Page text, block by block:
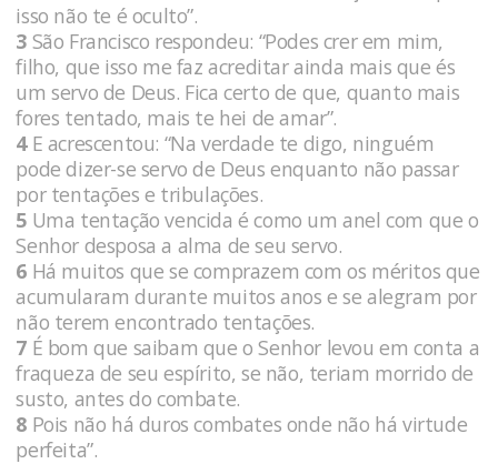
isso não te é oculto”.
3 São Francisco respondeu: “Podes crer em mim,
filho, que isso me faz acreditar ainda mais que és
um servo de Deus. Fica certo de que, quanto mais
fores tentado, mais te hei de amar”.
4E acrescentou: “Na verdade te digo, ninguém
pode dizer-se servo de Deus enquanto não passar
por tentações e tribulações.
5 Uma tentação vencida é como um anel com que o
Senhor desposa a alma de seu servo.
6 Há muitos que se comprazem com os méritos que
acumularam durante muitos anos e se alegram por
não terem encontrado tentações.
7 É bom que saibam que o Senhor levou em conta a
fraqueza de seu espírito, se não, teriam morrido de
susto, antes do combate.
8 Pois não há duros combates onde não há virtude
perfeita”.